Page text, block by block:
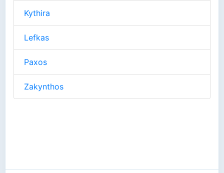
Kythira
Lefkas
Paxos
Zakynthos